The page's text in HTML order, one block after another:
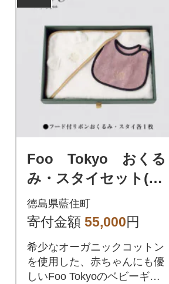
Foo Tokyo おくる
み・スタイセット(ホ
ワイト・ピンク)
徳島県藍住町
寄付金額 55,000円
希少なオーガニックコットン
を使用した、赤ちゃんにも優
しいFoo Tokyoのベビーギフ